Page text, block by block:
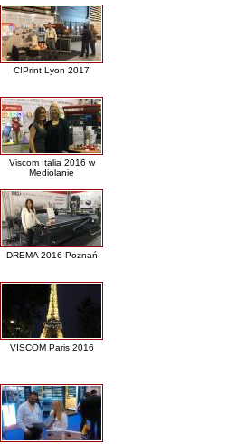
C!Print Lyon 2017
Viscom Italia 2016 w
Mediolanie
DREMA 2016 Poznań
VISCOM Paris 2016